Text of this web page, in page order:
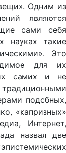
Одним из
являются
сами себя
науках такие
Это
для их
самих и не
подобных,
«капризных»
Интернет,
назвал две